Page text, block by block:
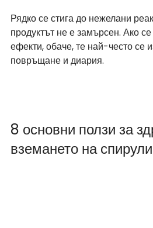
Рядко се стига до нежелани
продуктът не е замърсен. Ако
ефекти, обаче, те най-често се
повръщане и диария.
8 основни ползи за
вземането на